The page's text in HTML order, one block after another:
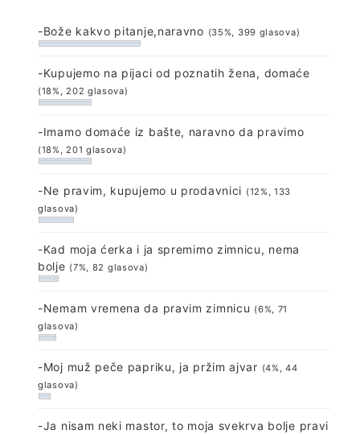
-Bože kakvo pitanje,naravno (35%, 399 glasova)
-Kupujemo na pijaci od poznatih žena, domaće
(18%, 202 glasova)
-Imamo domaće iz bašte, naravno da pravimo
(18%, 201 glasova)
-Ne pravim, kupujemo u prodavnici (12%, 133
glasova)
-Kad moja ćerka i ja spremimo zimnicu, nema
bolje (7%, 82 glasova)
-Nemam vremena da pravim zimnicu (6%, 71
glasova)
-Moj muž peče papriku, ja pržim ajvar (4%, 44
glasova)
-Ja nisam neki mastor, to moja svekrva bolje pravi